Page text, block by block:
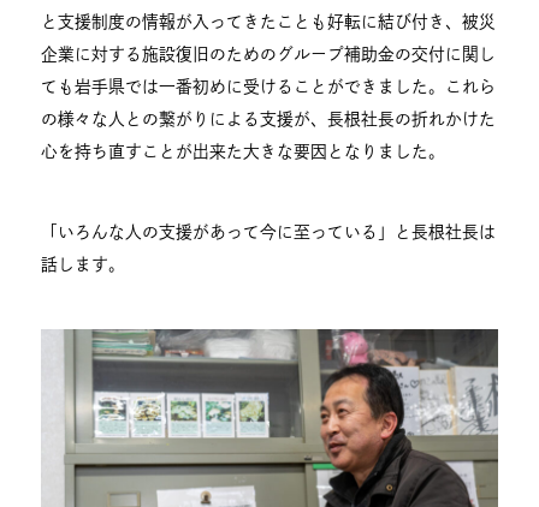
と支援制度の情報が入ってきたことも好転に結び付き、被災
企業に対する施設復旧のためのグループ補助金の交付に関し
ても岩手県では一番初めに受けることができました。これら
の様々な人との繋がりによる支援が、長根社長の折れかけた
心を持ち直すことが出来た大きな要因となりました。
「いろんな人の支援があって今に至っている」と長根社長は
話します。